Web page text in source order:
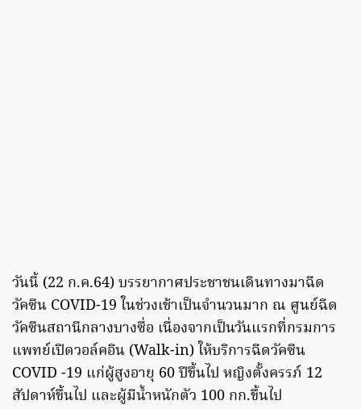
วันนี้ (22 ก.ค.64) บรรยากาศประชาชนเดินทางมาฉีด
วัคซีน COVID-19 ในช่วงเช้าเป็นจำนวนมาก ณ ศูนย์ฉีด
วัคซีนสถานีกลางบางซื่อ เนื่องจากเป็นวันแรกที่กรมการ
แพทย์เปิดวอล์คอิน (Walk-in) ให้บริการฉีดวัคซีน
COVID -19 แก่ผู้สูงอายุ 60 ปีขึ้นไป หญิงตั้งครรภ์ 12
สัปดาห์ขึ้นไป และผู้มีน้ำหนักตัว 100 กก.ขึ้นไป